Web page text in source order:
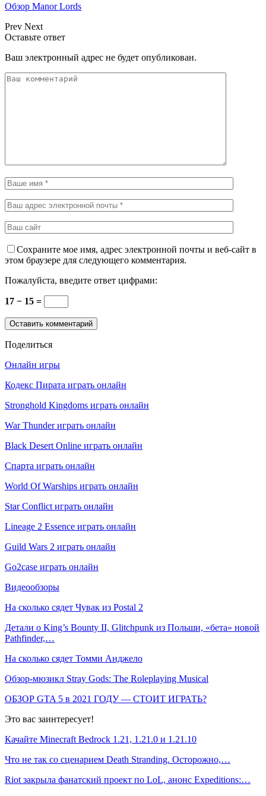
Обзор Manor Lords
Prev Next
Оставьте ответ
Ваш электронный адрес не будет опубликован.
Сохраните мое имя, адрес электронной почты и веб-сайт в
этом браузере для следующего комментария.
Пожалуйста, введите ответ цифрами:
17 − 15 =
Поделиться
Онлайн игры
Кодекс Пирата играть онлайн
Stronghold Kingdoms играть онлайн
War Thunder играть онлайн
Black Desert Online играть онлайн
Спарта играть онлайн
World Of Warships играть онлайн
Star Conflict играть онлайн
Lineage 2 Essence играть онлайн
Guild Wars 2 играть онлайн
Go2case играть онлайн
Видеообзоры
На сколько сядет Чувак из Postal 2
Детали о King’s Bounty II, Glitchpunk из Польши, «бета» новой
Pathfinder,…
На сколько сядет Томми Анджело
Обзор-мюзикл Stray Gods: The Roleplaying Musical
ОБЗОР GTA 5 в 2021 ГОДУ — СТОИТ ИГРАТЬ?
Это вас заинтересует!
Качайте Minecraft Bedrock 1.21, 1.21.0 и 1.21.10
Что не так со сценарием Death Stranding. Осторожно,…
Riot закрыла фанатский проект по LoL, анонс Expeditions:…